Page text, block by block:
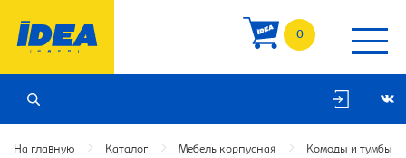
0
На главную Каталог Мебель корпусная Комоды и тумбы